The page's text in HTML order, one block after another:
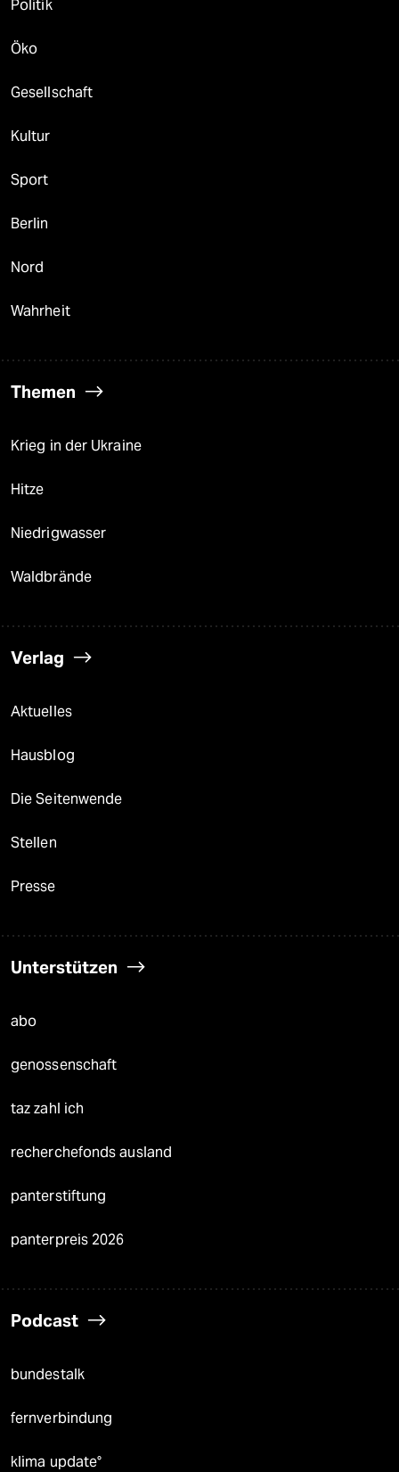
Politik
Öko
Gesellschaft
Kultur
Sport
Berlin
Nord
Wahrheit
Themen
Krieg in der Ukraine
Hitze
Niedrigwasser
Waldbrände
Verlag
Aktuelles
Hausblog
Die Seitenwende
Stellen
Presse
Unterstützen
abo
genossenschaft
taz zahl ich
recherchefonds ausland
panterstiftung
panterpreis 2026
Podcast
bundestalk
fernverbindung
klima update°